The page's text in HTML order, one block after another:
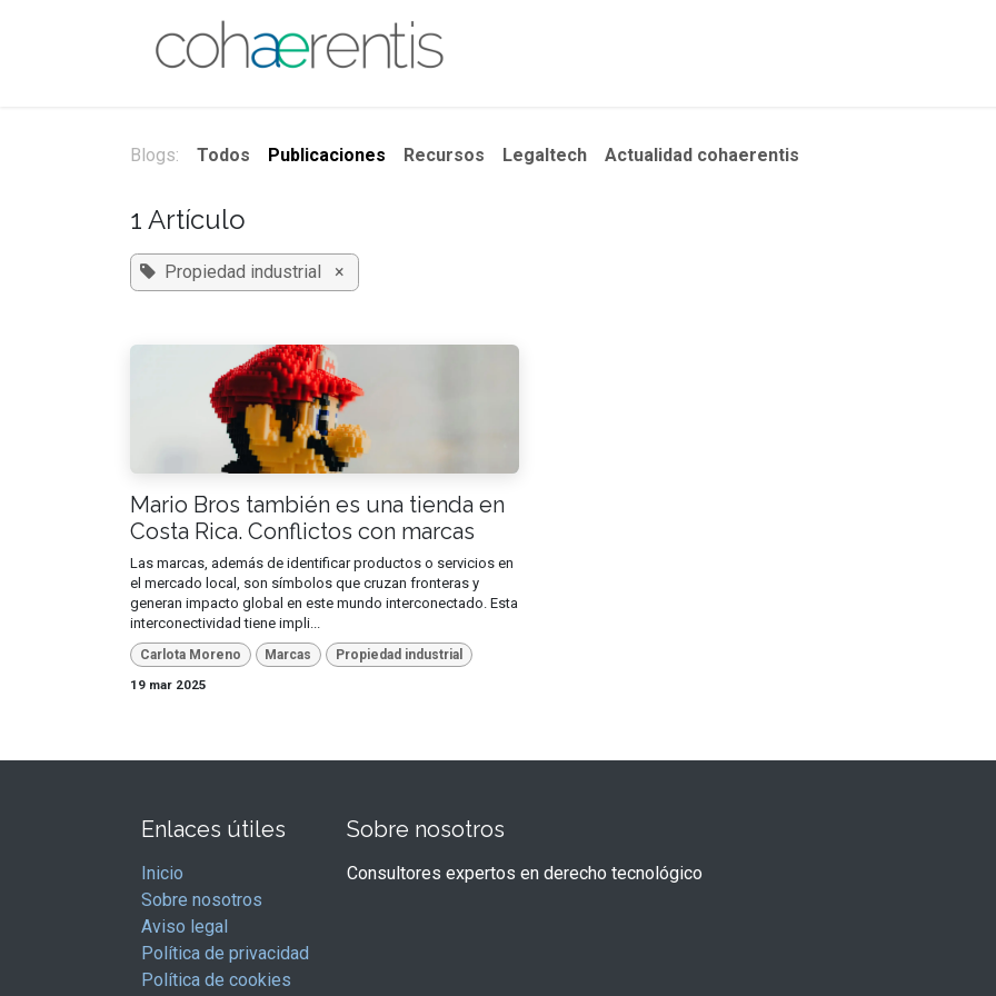
Blogs: Todos Publicaciones Recursos Legaltech Actualidad cohaerentis
1 Artículo
Propiedad industrial ×
Mario Bros también es una tienda en
Costa Rica. Conflictos con marcas
Las marcas, además de identificar productos o servicios en
el mercado local, son símbolos que cruzan fronteras y
generan impacto global en este mundo interconectado. Esta
interconectividad tiene impli...
Carlota Moreno Marcas
Propiedad industrial
19 mar 2025
Enlaces útiles
Inicio
Sobre nosotros
Aviso legal
Política de privacidad
Política de cookies
Sobre nosotros
Consultores expertos en derecho tecnológico